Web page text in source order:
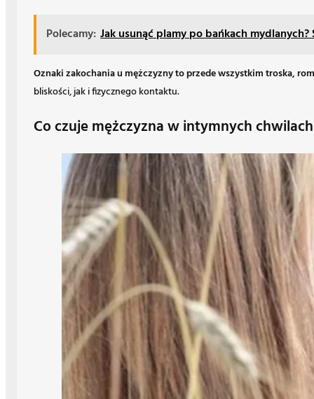
Polecamy: Jak usunąć plamy po bańkach
Oznaki zakochania u mężczyzny to przede wszystkim troska,
bliskości, jak i fizycznego kontaktu.
Co czuje mężczyzna w intymnych